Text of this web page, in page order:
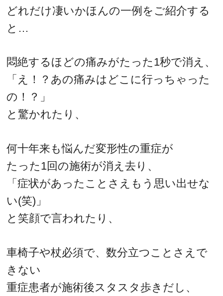
どれだけ凄いかほんの一例をご紹介する
と…
悶絶するほどの痛みがたった1秒で消え、
「え！？あの痛みはどこに行っちゃった
の！？」
と驚かれたり、
何十年来も悩んだ変形性の重症が
たった1回の施術が消え去り、
「症状があったことさえもう思い出せな
い(笑)」
と笑顔で言われたり、
車椅子や杖必須で、数分立つことさえで
きない
重症患者が施術後スタスタ歩きだし、